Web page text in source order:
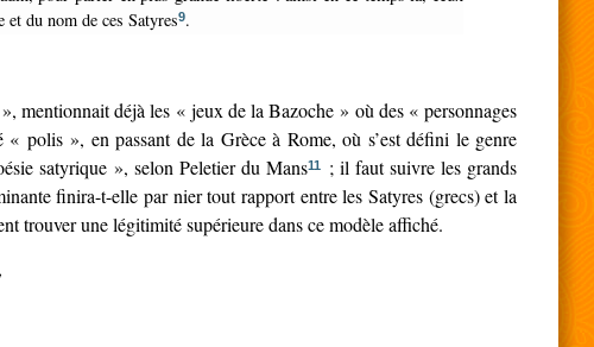
et du nom de ces Satyres9.
mentionnait déjà les « jeux de la Bazoche » où des « personnages
polis », en passant de la Grèce à Rome, où s’est défini le genre
satyrique », selon Peletier du Mans11
; il faut suivre les grands
finira-t-elle par nier tout rapport entre les Satyres (grecs) et la
trouver une légitimité supérieure dans ce modèle affiché.